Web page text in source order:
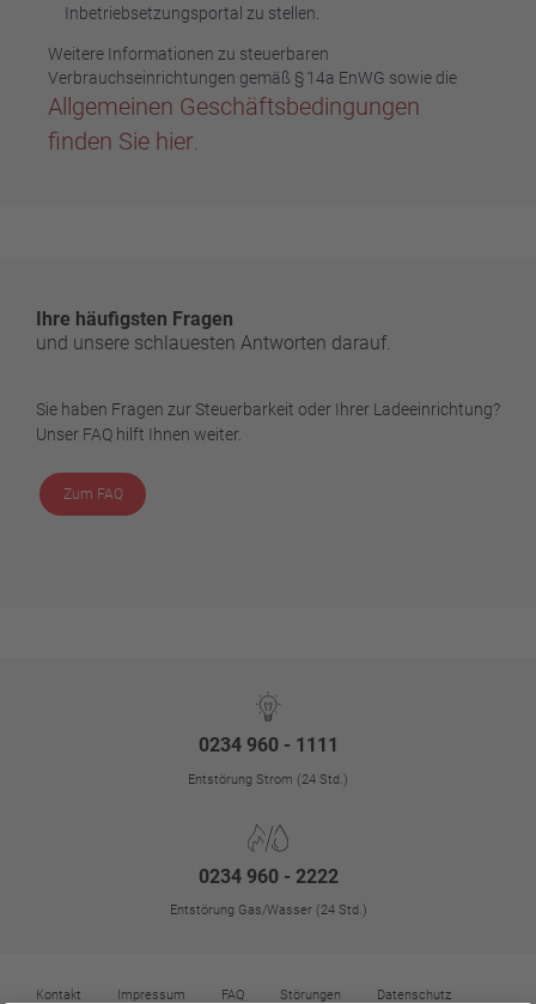
Inbetriebsetzungsportal zu stellen.
Weitere Informationen zu steuerbaren
Verbrauchseinrichtungen gemäß § 14a EnWG sowie die
Allgemeinen Geschäftsbedingungen
finden Sie hier
Ihre häufigsten Fragen
und unsere schlauesten Antworten darauf.
Sie haben Fragen zur Steuerbarkeit oder Ihrer Ladeeinrichtung?
Unser FAQ hilft Ihnen weiter.
Zum FAQ
0234 960 - 1111
Entstörung Strom (24 Std.)
0234 960 - 2222
Entstörung Gas/Wasser (24 Std.)
Kontakt Impressum FAQ Störungen Datenschutz